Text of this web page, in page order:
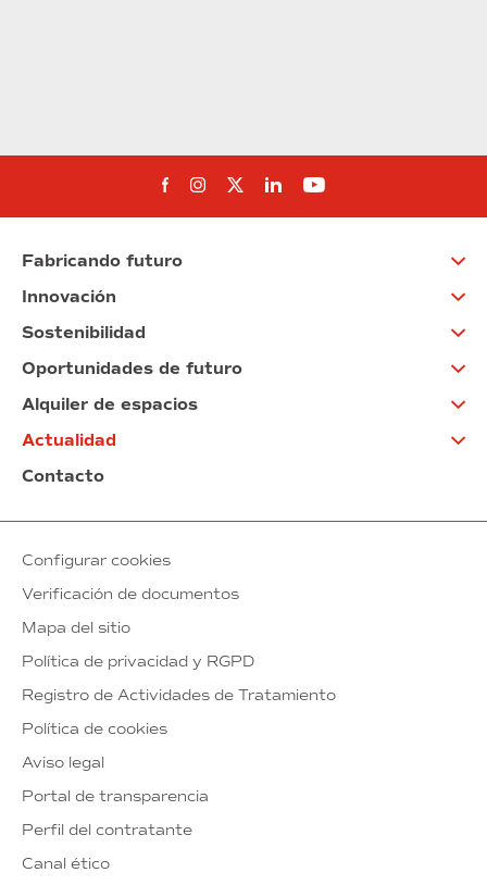
Síguenos en Facebook
Síguenos en Instagram
Síguenos en Twitter
Síguenos en Linkedin
Síguenos en
Fabricando futuro
Innovación
Sostenibilidad
Oportunidades de futuro
Alquiler de espacios
Actualidad
Contacto
Configurar cookies
Verificación de documentos
Mapa del sitio
Política de privacidad y RGPD
Registro de Actividades de Tratamiento
Política de cookies
Aviso legal
Portal de transparencia
Perfil del contratante
Canal ético